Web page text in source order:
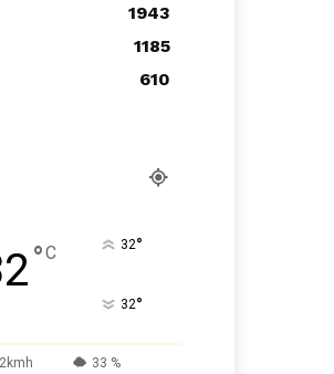
1943
1185
610
°C 32°
32°
33 %